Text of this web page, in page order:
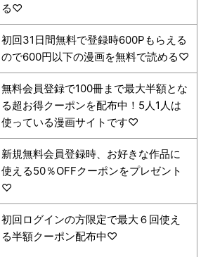
る♡
初回31日間無料で登録時600Pもらえる
ので600円以下の漫画を無料で読める♡
無料会員登録で100冊まで最大半額とな
る超お得クーポンを配布中！5人1人は
使っている漫画サイトです♡
新規無料会員登録時、 お好きな作品に
使える50％OFFクーポンをプレゼント
♡
初回ログインの方限定で最大６回使え
る半額クーポン配布中♡